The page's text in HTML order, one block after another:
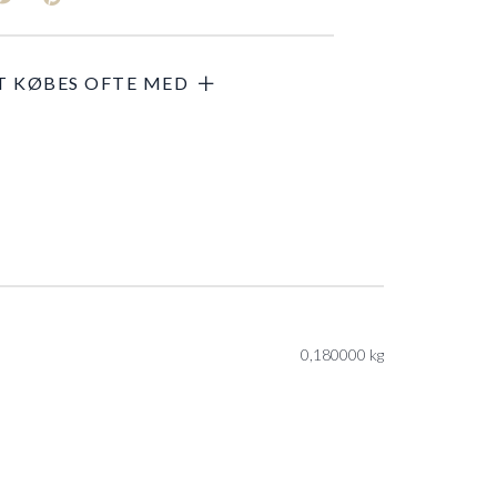
0,180000 kg